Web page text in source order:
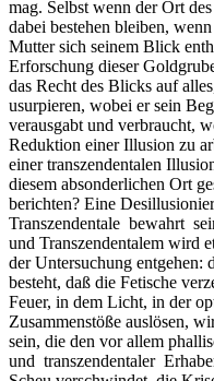
mag. Selbst wenn der Ort
dabei bestehen bleiben,
Mutter sich seinem Blick
Erforschung dieser
das Recht des Blicks auf
usurpieren, wobei er sein
verausgabt und verbraucht,
Reduktion einer Illusion zu
einer transzendentalen
diesem absonderlichen Ort
berichten? Eine
Transzendentale bewahrt
und Transzendentalem wird
der Untersuchung entgehen:
besteht, daß die Fetische
Feuer, in dem Licht, in der
Zusammenstöße auslösen,
sein, die den vor allem
und transzendentaler